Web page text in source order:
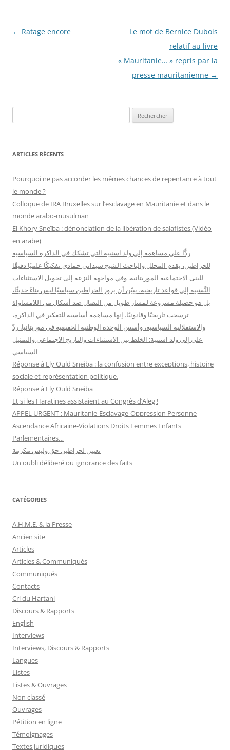
Navigation
← Ratage encore
Le mot de Bernice Dubois
relatif au livre
« Mauritanie… » repris par la
presse mauritanienne →
e
h
r
c
h
r
ARTICLES RÉCENTS
Pourquoi ne pas accorder les mêmes chances de repentance à tout
le monde ?
Colloque de IRA Bruxelles sur l’esclavage en Mauritanie et dans le
monde arabo-musulman
El Khory Sneïba : dénonciation de la libération de salafistes (Vidéo
en arabe)
ردًّا على مساهمة إلي ولد اسنيبة التي تشكك في الذاكرة السياسية
للحراطين، يقدم المحلل والباحث الشيخ سيداتي حمادي تفكيكًا علميًا دقيقًا
للبنى الاجتماعية الموريتانية. وفي مواجهة النزعة إلى تحويل الاستثناءات
النَّسَبية إلى قواعد تاريخية، يبيّن أن بروز الحراطين سياسيًا ليس بناءً حديثًا،
بل هو حصيلة مشروعة لمسار طويل من النضال ضد أشكال من اللامساواة
ترسخت تاريخيًا وقانونيًا. إنها مساهمة أساسية للتفكير في الذاكرة،
والاستقلالية السياسية، وأسس الوحدة الوطنية الحقيقية في موريتانيا. ردّ
على إلي ولد اسنيبة: الخلط بين الاستثناءات والتاريخ الاجتماعي والتمثيل
السياسي
Réponse à Ely Ould Sneiba : la confusion entre exceptions, histoire
sociale et représentation politique.
Réponse à Ely Ould Sneiba
Et si les Haratines assistaient au Congrès d’Aleg !
APPEL URGENT : Mauritanie-Esclavage-Oppression Personne
Ascendance Africaine-Violations Droits Femmes Enfants
Parlementaires…
تعيين لحراطين حق وليس مكرمة
Un oubli déliberé ou ignorance des faits
CATÉGORIES
A.H.M.E. & la Presse
Ancien site
Articles
Articles & Communiqués
Communiqués
Contacts
Cri du Hartani
Discours & Rapports
English
Interviews
Interviews, Discours & Rapports
Langues
Listes
Listes & Ouvrages
Non classé
Ouvrages
Pétition en ligne
Témoignages
Textes juridiques